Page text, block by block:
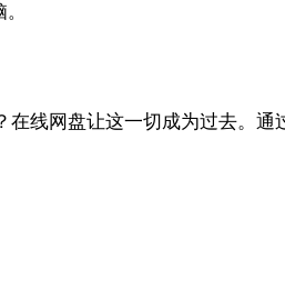
线网盘让这一切成为过去。